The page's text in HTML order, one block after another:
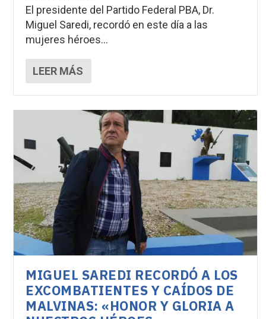
El presidente del Partido Federal PBA, Dr.
Miguel Saredi, recordó en este día a las
mujeres héroes...
LEER MÁS
MIGUEL SAREDI RECORDÓ A LOS
EXCOMBATIENTES Y CAÍDOS DE
MALVINAS: «HONOR Y GLORIA A